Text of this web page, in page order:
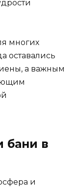
многих
оставались
а важным
бани в
и